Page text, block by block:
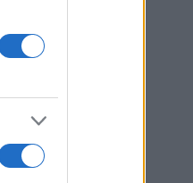
3 εξ' αυτών
σε λεωφορείο κοντά στη